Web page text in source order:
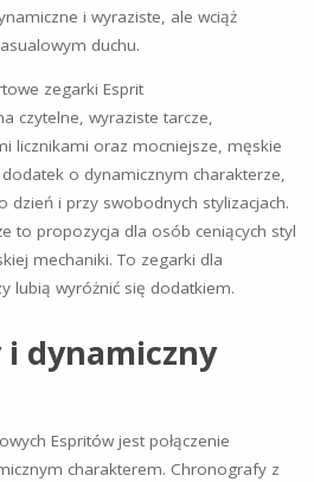
i wyraziste, ale wciąż
duchu.
czytelne, wyraziste tarcze,
licznikami oraz mocniejsze, męskie
o dynamicznym charakterze,
dzień i przy swobodnych stylizacjach.
to propozycja dla osób ceniących styl
mechaniki. To zegarki dla
lubią wyróżnić się dodatkiem.
dynamiczny
Espritów jest połączenie
charakterem. Chronografy z